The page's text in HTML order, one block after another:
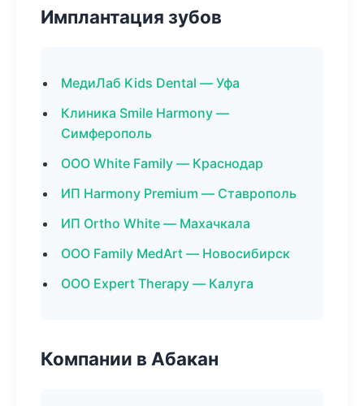
Имплантация зубов
МедиЛаб Kids Dental — Уфа
Клиника Smile Harmony —
Симферополь
ООО White Family — Краснодар
ИП Harmony Premium — Ставрополь
ИП Ortho White — Махачкала
ООО Family MedArt — Новосибирск
ООО Expert Therapy — Калуга
Компании в Абакан